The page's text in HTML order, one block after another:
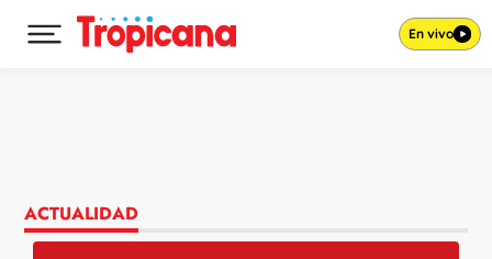
Desplegar menú principal En vivo
ACTUALIDAD